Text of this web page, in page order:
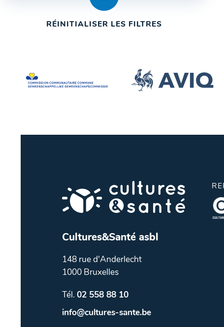
RÉINITIALISER LES FILTRES
Cultures&Santé asbl
148 rue d'Anderlecht
1000 Bruxelles
Tél. 02 558 88 10
info@cultures-sante.be